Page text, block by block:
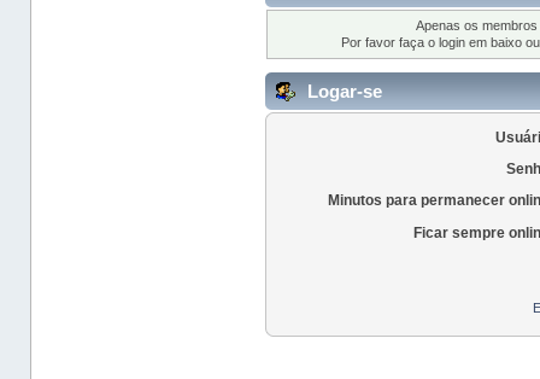
Apenas os
Por favor faça o login em baixo
Logar-se
Minutos para permanecer
Ficar sempre